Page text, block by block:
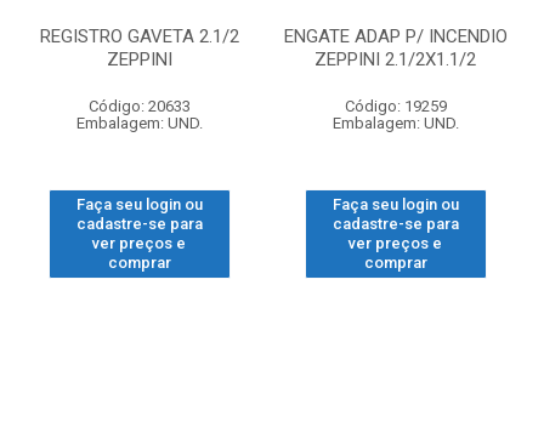
REGISTRO GAVETA 2.1/2
ZEPPINI
Código: 20633
Embalagem: UND.
Faça seu login ou
cadastre-se para
ver preços e
comprar
ENGATE ADAP P/ INCENDIO
ZEPPINI 2.1/2X1.1/2
Código: 19259
Embalagem: UND.
Faça seu login ou
cadastre-se para
ver preços e
comprar